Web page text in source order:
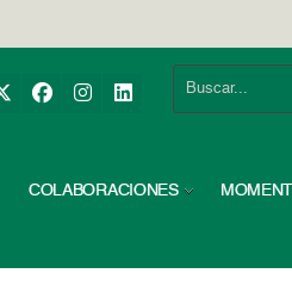
COLABORACIONES